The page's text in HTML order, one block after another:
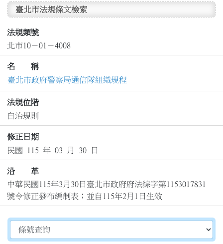
臺北市法規條文檢索
法規類號
北市10－01－4008
名 稱
臺北市政府警察局通信隊組織規程
法規位階
自治規則
修正日期
民國 115 年 03 月 30 日
沿 革
中華民國115年3月30日臺北市政府府法綜字第1153017831
號令修正發布編制表；並自115年2月1日生效
切換選擇法規資訊內容